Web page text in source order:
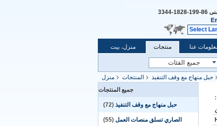
86-199-1828-3344
Select
منزل، بيت منتجات عنا
منزل المنتجات
حبل منهاج مع وقف التنفيذ
جميع المنتجات
حبل منهاج مع وقف التنفيذ (72)
الصاري تسلق منصات العمل (55)